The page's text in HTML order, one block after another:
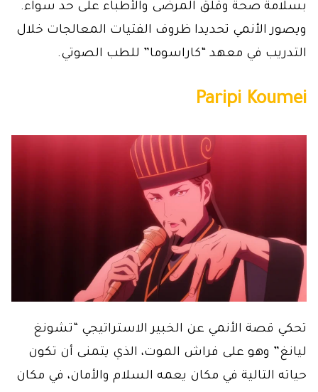
بسلامة صحة وقلق المرضى والأطباء على حد سواء.
ويصور الأنمي تحديدا ظروف الفتيات المعالجات خلال
التدريب في معهد “كاراسوما” للطب الصوتي.
Paripi Koumei
تحكي قصة الأنمي عن الخبير الاستراتيجي “تشونغ
ليانغ” وهو على فراش الموت، الذي يتمنى أن تكون
حياته التالية في مكان يعمه السلام والأمان، في مكان